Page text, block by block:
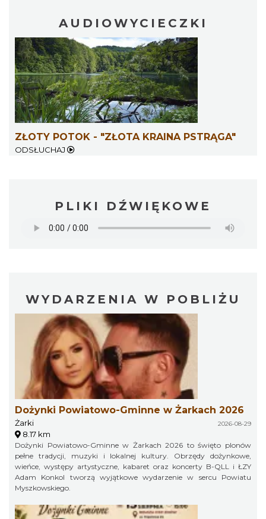
AUDIOWYCIECZKI
ZŁOTY POTOK - "ZŁOTA KRAINA PSTRĄGA"
ODSŁUCHAJ
PLIKI DŹWIĘKOWE
WYDARZENIA W POBLIŻU
Dożynki Powiatowo-Gminne w Żarkach 2026
Żarki 2026-08-29
8.17 km
Dożynki Powiatowo-Gminne w Żarkach 2026 to święto plonów
pełne tradycji, muzyki i lokalnej kultury. Obrzędy dożynkowe,
wieńce, występy artystyczne, kabaret oraz koncerty B-QLL i ŁZY
Adam Konkol tworzą wyjątkowe wydarzenie w sercu Powiatu
Myszkowskiego.